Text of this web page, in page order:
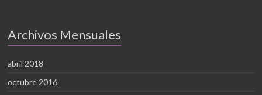
Archivos Mensuales
abril 2018
octubre 2016